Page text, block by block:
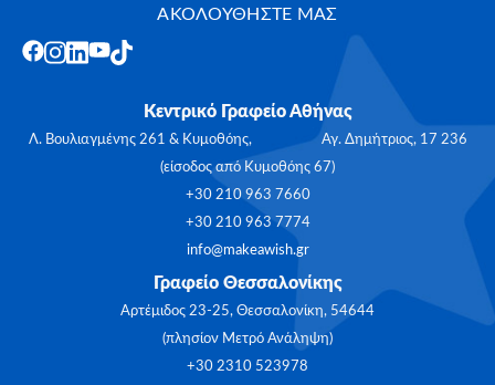
ΑΚΟΛΟΥΘΗΣΤΕ ΜΑΣ
Κεντρικό Γραφείο Αθήνας
Λ. Βουλιαγμένης 261 & Κυμοθόης, Αγ. Δημήτριος, 17 236
(είσοδος από Κυμοθόης 67)
+30 210 963 7660
+30 210 963 7774
info@makeawish.gr
Γραφείο Θεσσαλονίκης
Αρτέμιδος 23-25, Θεσσαλονίκη, 54644
(πλησίον Μετρό Ανάληψη)
+30 2310 523978